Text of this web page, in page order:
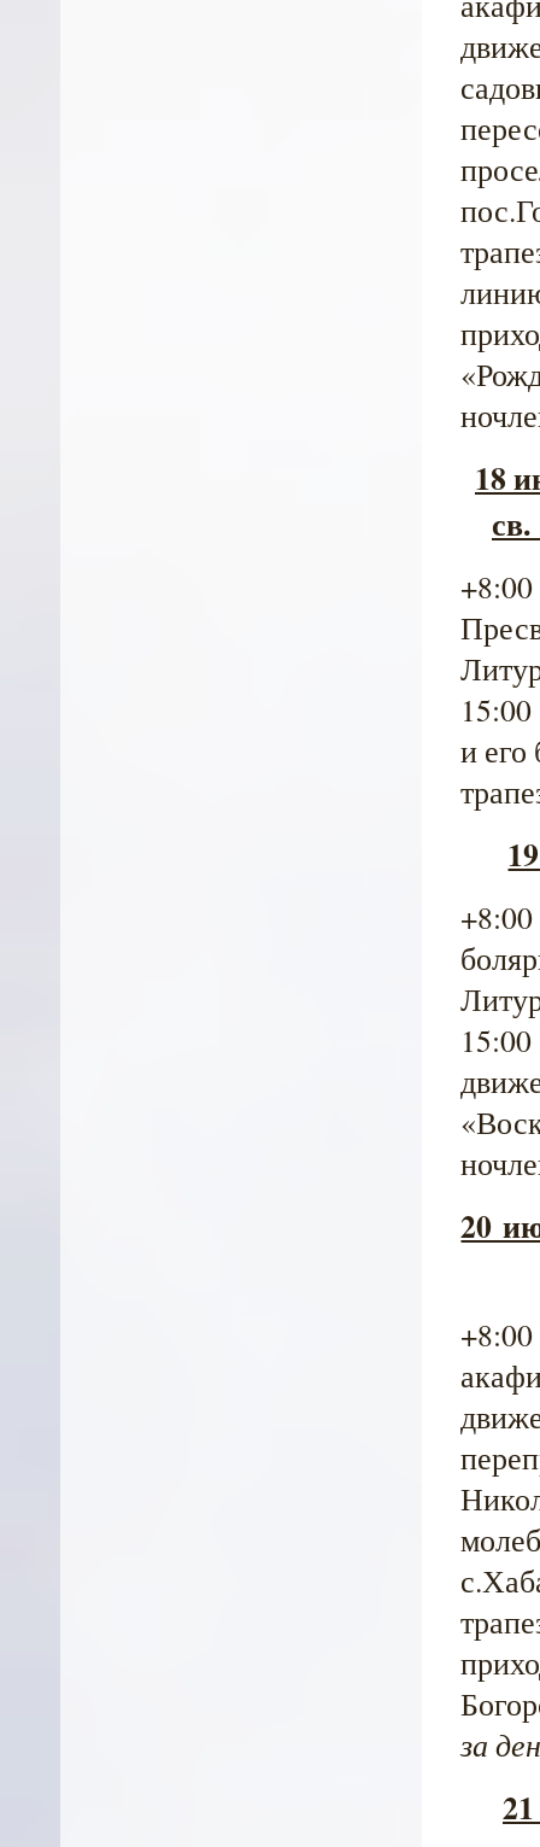
18
св.
и его
20
за